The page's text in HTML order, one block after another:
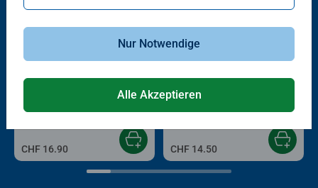
Bastelbücher & Malbücher
CHF 16.90
Bastelbücher & Malbücher
CHF 14.50
Nur Notwendige
Alle Akzeptieren